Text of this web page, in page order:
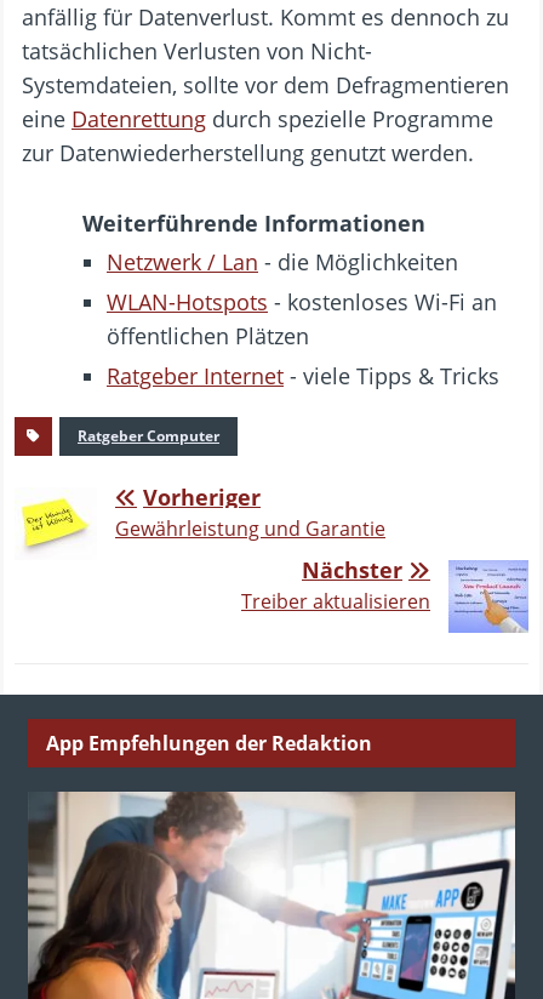
anfällig für Datenverlust. Kommt es dennoch zu
tatsächlichen Verlusten von Nicht-
Systemdateien, sollte vor dem Defragmentieren
eine Datenrettung durch spezielle Programme
zur Datenwiederherstellung genutzt werden.
Weiterführende Informationen
Netzwerk / Lan - die Möglichkeiten
WLAN-Hotspots - kostenloses Wi-Fi an
öffentlichen Plätzen
Ratgeber Internet - viele Tipps & Tricks
Ratgeber Computer
Vorheriger
Gewährleistung und Garantie
Nächster
Treiber aktualisieren
App Empfehlungen der Redaktion